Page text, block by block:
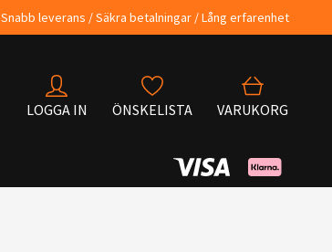
Snabb leverans / Säkra betalningar / Lång erfarenhet
LOGGA IN ÖNSKELISTA VARUKORG